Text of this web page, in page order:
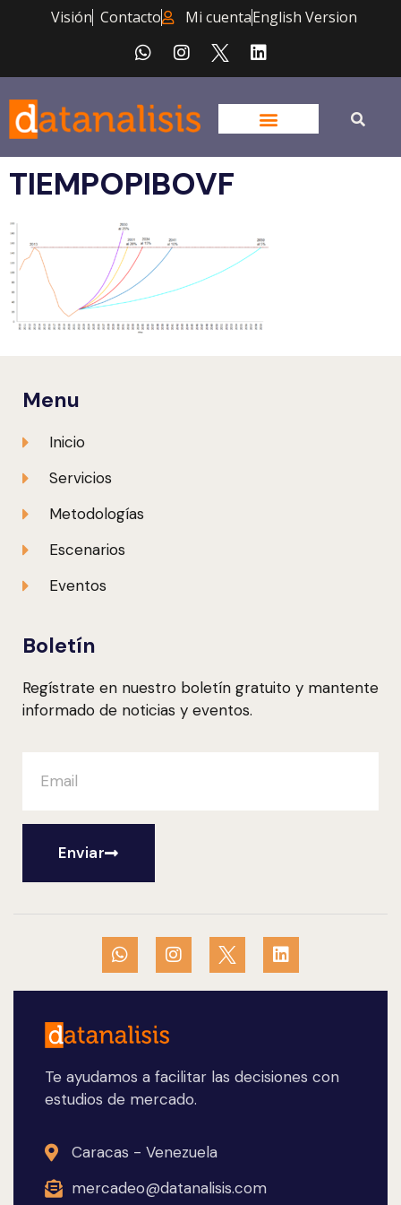
Visión Contacto Mi cuentaEnglish Version
TIEMPOPIBOVF
Te ayudamos a facilitar las decisiones con
estudios de mercado.
Caracas - Venezuela
mercadeo@datanalisis.com
Menu
Inicio
Servicios
Metodologías
Escenarios
Eventos
Boletín
Regístrate en nuestro boletín gratuito y mantente
informado de noticias y eventos.
Enviar